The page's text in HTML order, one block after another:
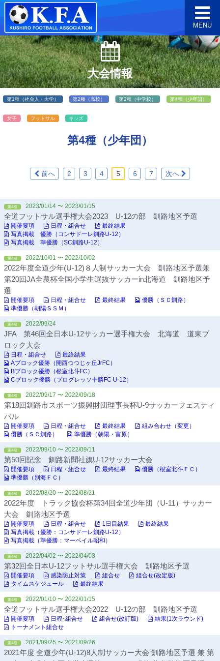
MENU
大会情報
第1種（社会人・大学） 第2種（高校） 第3種（中学校） 第4種（少年団）
女子 フットサル キッズ
第4種（少年団）
前へ 2 3 4 5 6 7 次へ
第4種 2023/01/14 〜 2023/01/15
全道フットサル選手権大会2023 U-12の部 釧路地区予選
開催要項 日程・組合せ
最終結果
写真掲載 優勝（コンサドーレ釧路U-12）
写真掲載 準優勝（SC釧路U-12）
第4種 2022/10/01 〜 2022/10/02
2022年度全道少年(U-12)８人制サッカー大会 釧路地区予選兼
第20回JA全農杯全国小学生選抜サッカーin北海道 釧路地区予
選
開催要項 日程・組合せ 最終結果
優勝（ＳＣ釧路）
準優勝（朝陽ＳＳＭ）
第4種 2022/09/24
JFA 第46回全日本U-12サッカー選手権大会 北海道 道東ブ
ロック大会
日程・組合せ
最終結果
Aブロック優勝（開西つつじヶ丘JrFC）
Bブロック優勝（根室北斗FC）
Cブロック優勝（プログレッソ十勝FC U-12）
第4種 2022/09/17 〜 2022/09/18
第18回釧路市スポーツ振興財団理事長杯U-9サッカーフェスティ
バル
開催要項 日程・組合せ 最終結果
組み合わせ（変更）
優勝（ＳＣ釧路）
準優勝（朝陽・富原）
第4種 2022/09/10 〜 2022/09/11
第50回記念 釧路新聞社旗U-12サッカー大会
開催要項 日程・組合せ 最終結果
優勝（根室北斗ＦＣ）
準優勝（別海ＦＣ）
第4種 2022/08/20 〜 2022/08/21
2022年度 トラック協会杯第34回全道少年団（U-11）サッカー
大会 釧路地区予選
開催要項 日程・組合せ 1日目結果
最終結果
写真掲載（優勝：コンサドーレ釧路U-12）
写真掲載（準優勝：マーベイル昭和）
第4種 2022/04/02 〜 2022/04/03
第32回全日本U-12フットサル選手権大会 釧路地区予選
開催要項 感染防止対策 組合せ
組合せ(改定版)
タイムスケジュール
最終結果
第4種 2022/01/10 〜 2022/01/15
全道フットサル選手権大会2022 U-12の部 釧路地区予選
開催要項 日程･組合せ 組合せ(改訂版)
結果(1次ラウンド)
トーナメント組合せ
第4種 2021/09/25 〜 2021/09/26
2021年度 全道少年(U-12)8人制サッカー大会 釧路地区予選 兼 第